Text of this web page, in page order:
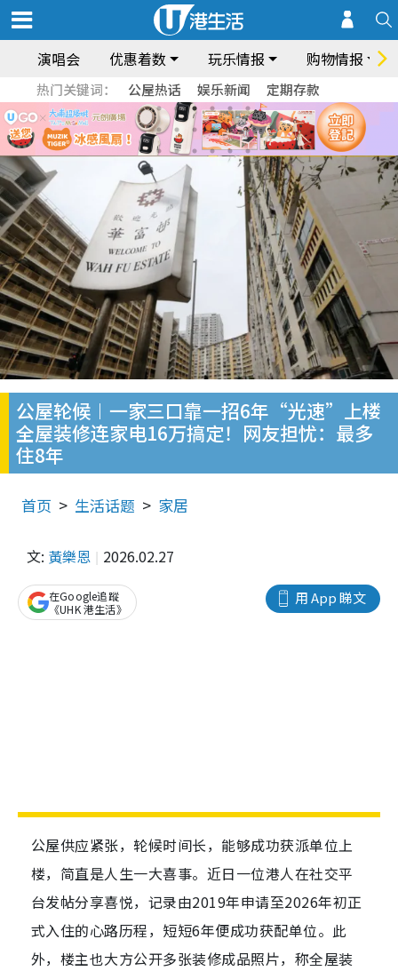
演唱会 优惠着数 玩乐情报 购物情报
热门关键词： 公屋热话 娱乐新闻 定期存款
公屋轮候︱一家三口靠一招6年“光速”上楼
全屋装修连家电16万搞定！网友担忧：最多
住8年
首页 生活话题 家居
文: 黃樂恩 2026.02.27
用 App 睇文
在Google追蹤
《UHK 港生活》
公屋供应紧张，轮候时间长，能够成功获派单位上
楼，简直是人生一大喜事。近日一位港人在社交平
台发帖分享喜悦，记录由2019年申请至2026年初正
式入住的心路历程，短短6年便成功获配单位。此
外，楼主也大方公开多张装修成品照片，称全屋装